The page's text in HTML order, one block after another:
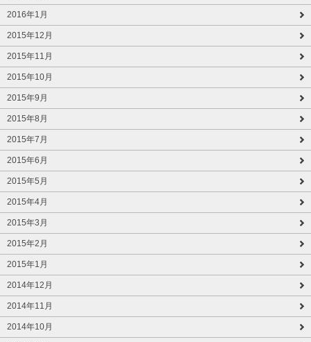
2016年1月
2015年12月
2015年11月
2015年10月
2015年9月
2015年8月
2015年7月
2015年6月
2015年5月
2015年4月
2015年3月
2015年2月
2015年1月
2014年12月
2014年11月
2014年10月